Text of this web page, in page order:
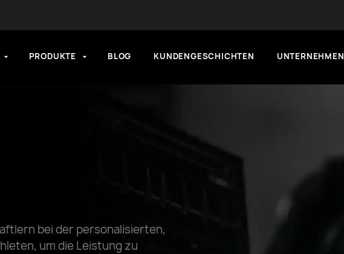
PRODUKTE BLOG KUNDENGESCHICHTEN UNTERNEHMEN
bei der personalisierten,
um die Leistung zu